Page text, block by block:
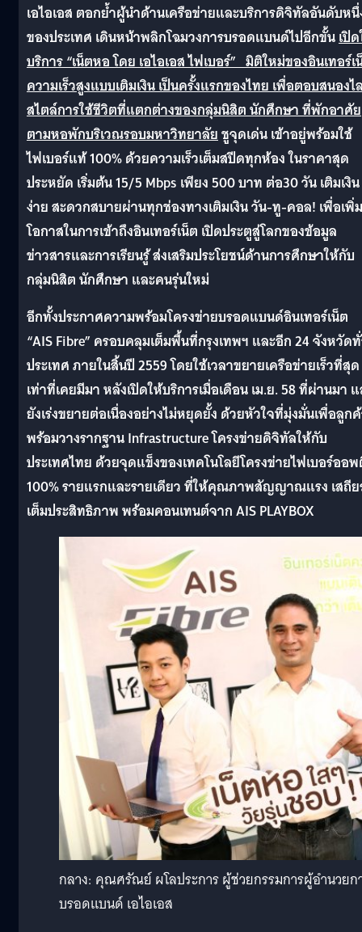
เอไอเอส ตอกย้ำผู้นำด้านเครือข่ายและบริการดิจิทัลอันดับห
ของประเทศ เดินหน้าพลิกโฉมวงการบรอดแบนด์ไปอีกขั้นเปิ
บริการ“เน็ตหอ โดย เอไอเอส ไฟเบอร์” มิติใหม่ของอินเทอร์
ความเร็วสูงแบบเติมเงิน เป็นครั้งแรกของไทย เพื่อตอบสนอง
สไตล์การใช้ชีวิตที่แตกต่างของกลุ่มนิสิต นักศึกษา ที่พักอาศัย
ตามหอพักบริเวณรอบมหาวิทยาลัยชูจุดเด่น เข้าอยู่พร้อมใช้
ไฟเบอร์แท้ 100% ด้วยความเร็วเต็มสปีดทุกห้อง ในราคาสุด
ประหยัด เริ่มต้น 15/5 Mbps เพียง 500 บาท ต่อ30 วัน เติมเงิน
ง่าย สะดวกสบายผ่านทุกช่องทางเติมเงิน วัน-ทู-คอล! เพื่อเพิ่ม
โอกาสในการเข้าถึงอินเทอร์เน็ต เปิดประตูสู่โลกของข้อมูล
ข่าวสารและการเรียนรู้ ส่งเสริมประโยชน์ด้านการศึกษาให้กับ
กลุ่มนิสิต นักศึกษา และคนรุ่นใหม่
อีกทั้งประกาศความพร้อมโครงข่ายบรอดแบนด์อินเทอร์เน็ต
“AIS Fibre” ครอบคลุมเต็มพื้นที่กรุงเทพฯ และอีก 24 จังหวัด
ประเทศ ภายในสิ้นปี 2559โดยใช้เวลาขยายเครือข่ายเร็วที่สุด
เท่าที่เคยมีมา หลังเปิดให้บริการเมื่อเดือน เม.ย. 58 ที่ผ่านมา
ยังเร่งขยายต่อเนื่องอย่างไม่หยุดยั้ง ด้วยหัวใจที่มุ่งมั่นเพื่อลูก
พร้อมวางรากฐานInfrastructure โครงข่ายดิจิทัลให้กับ
ประเทศไทย ด้วยจุดแข็งของเทคโนโลยีโครงข่ายไฟเบอร์ออ
100% รายแรกและรายเดียว ที่ให้คุณภาพสัญญาณแรง เสถี
เต็มประสิทธิภาพ พร้อมคอนเทนต์จาก AIS PLAYBOX
กลาง: คุณศรัณย์ ผโลประการ ผู้ช่วยกรรมการผู้อำนวยก
บรอดแบนด์ เอไอเอส